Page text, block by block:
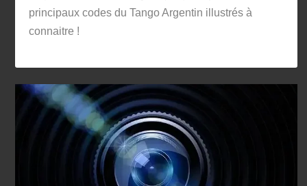
principaux codes du Tango Argentin illustrés à
connaitre !